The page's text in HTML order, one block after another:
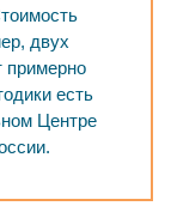
двух
примерно
есть
Центре